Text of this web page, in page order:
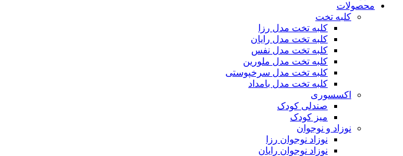
محصولات
کلبه تخت
کلبه تخت مدل رزا
کلبه تخت مدل رایان
کلبه تخت مدل نفس
کلبه تخت مدل ملورین
کلبه تخت مدل سرخپوستی
کلبه تخت مدل بامداد
اکسسوری
صندلی کودک
میز کودک
نوزاد و نوجوان
نوزاد نوجوان رزا
نوزاد نوجوان رایان